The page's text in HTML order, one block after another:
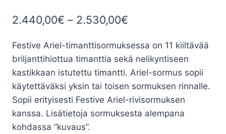
2.440,00€ – 2.530,00€
-
2.530,00€
Festive Ariel-timanttisormuksessa on 11 kiiltävää
briljanttihiottua timanttia sekä nelikyntiseen
kastikkaan istutettu timantti. Ariel-sormus sopii
käytettäväksi yksin tai toisen sormuksen rinnalle.
Sopii erityisesti Festive Ariel-rivisormuksen
kanssa. Lisätietoja sormuksesta alempana
kohdassa ”kuvaus”.